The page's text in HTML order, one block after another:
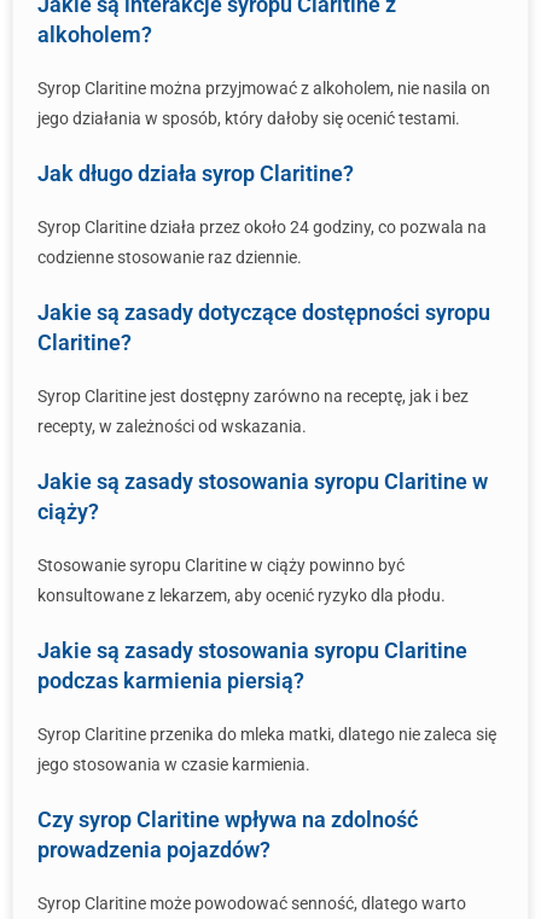
alkoholem?
Syrop Claritine można przyjmować z alkoholem, nie nasila on
jego działania w sposób, który dałoby się ocenić testami.
Jak długo działa syrop Claritine?
Syrop Claritine działa przez około 24 godziny, co pozwala na
codzienne stosowanie raz dziennie.
Jakie są zasady dotyczące dostępności syropu
Claritine?
Syrop Claritine jest dostępny zarówno na receptę, jak i bez
recepty, w zależności od wskazania.
Jakie są zasady stosowania syropu Claritine w
ciąży?
Stosowanie syropu Claritine w ciąży powinno być
konsultowane z lekarzem, aby ocenić ryzyko dla płodu.
Jakie są zasady stosowania syropu Claritine
podczas karmienia piersią?
Syrop Claritine przenika do mleka matki, dlatego nie zaleca się
jego stosowania w czasie karmienia.
Czy syrop Claritine wpływa na zdolność
prowadzenia pojazdów?
Syrop Claritine może powodować senność, dlatego warto